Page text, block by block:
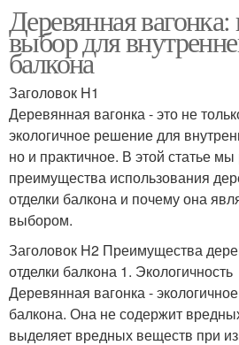
Деревянная
выбор для
балкона
Заголовок H1
Деревянная вагонка - это не
экологичное решение для
но и практичное. В этой статье
преимущества использования
отделки балкона и почему она
выбором.
Заголовок H2 Преимущества
отделки балкона 1. Экологичность
Деревянная вагонка -
балкона. Она не содержит
выделяет вредных веществ при